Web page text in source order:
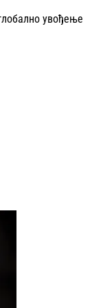
увођење